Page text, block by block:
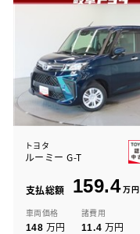
トヨタ
ルーミー G-T
支払総額 159.4万円
車両価格
148 万円
諸費用
11.4 万円